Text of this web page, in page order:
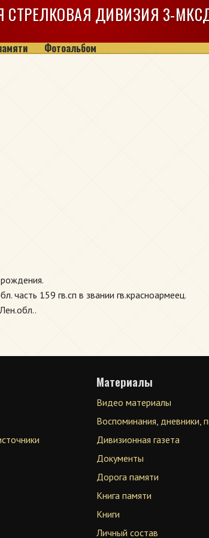
СТРЕЛКОВАЯ ДИВИЗИЯ 3-
Фотоальбом
часть 159 гв.сп в звании гв.красноармеец.
Материалы
Видео материалы
Воспоминания, дневники,
Дивизионная газета
Документы
Дорога памяти
Книга памяти
Книги
Личный состав